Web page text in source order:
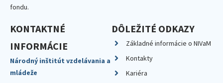
fondu.
KONTAKTNÉ
INFORMÁCIE
Národný inštitút vzdelávania a
mládeže
DÔLEŽITÉ ODKAZY
Základné informácie o NIVaM
Kontakty
Kariéra